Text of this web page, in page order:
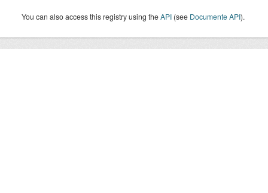
You can also access this registry using theAPI (see Documente API).